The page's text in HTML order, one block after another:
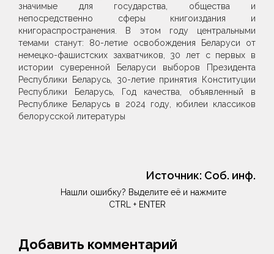
значимые для государства, общества и
непосредственно сферы книгоиздания и
книгораспространения. В этом году центральными
темами станут: 80-летие освобождения Беларуси от
немецко-фашистских захватчиков, 30 лет с первых в
истории суверенной Беларуси выборов Президента
Республики Беларусь, 30-летие принятия Конституции
Республики Беларусь, Год качества, объявленный в
Республике Беларусь в 2024 году, юбилеи классиков
белорусской литературы
Источник: Соб. инф.
Нашли ошибку? Выделите её и нажмите
CTRL + ENTER
Добавить комментарий